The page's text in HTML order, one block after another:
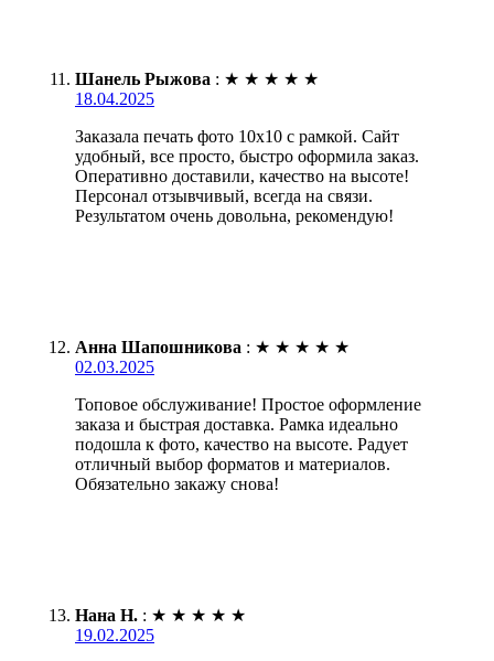
Шанель Рыжова : ★ ★ ★ ★ ★
18.04.2025
Заказала печать фото 10х10 с рамкой. Сайт
удобный, все просто, быстро оформила заказ.
Оперативно доставили, качество на высоте!
Персонал отзывчивый, всегда на связи.
Результатом очень довольна, рекомендую!
Анна Шапошникова : ★ ★ ★ ★ ★
02.03.2025
Топовое обслуживание! Простое оформление
заказа и быстрая доставка. Рамка идеально
подошла к фото, качество на высоте. Радует
отличный выбор форматов и материалов.
Обязательно закажу снова!
Нана Н. : ★ ★ ★ ★ ★
19.02.2025